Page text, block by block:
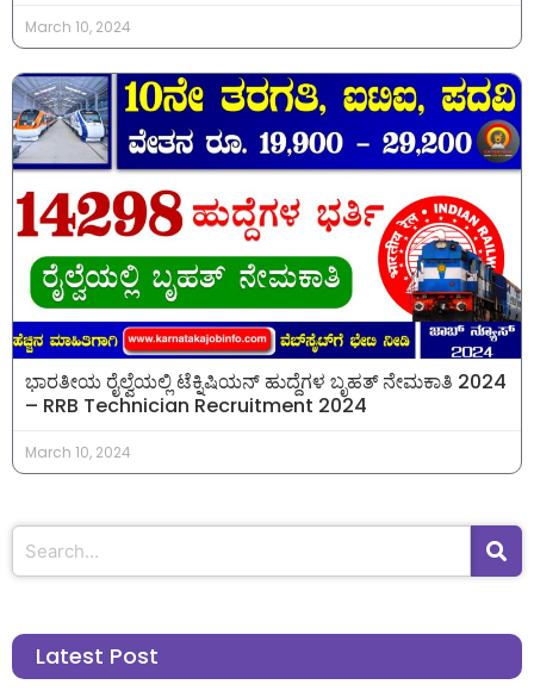
March 10, 2024
ಭಾರತೀಯ ರೈಲ್ವೆಯಲ್ಲಿ ಟೆಕ್ನಿಷಿಯನ್ ಹುದ್ದೆಗಳ ಬೃಹತ್ ನೇಮಕಾತಿ 2024
– RRB Technician Recruitment 2024
March 10, 2024
Latest Post